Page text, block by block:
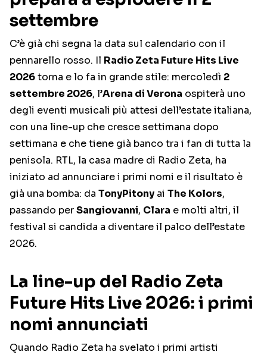
settembre
C’è già chi segna la data sul calendario con il
pennarello rosso. Il Radio Zeta Future Hits Live
2026torna e lo fa in grande stile: mercoledì 2
settembre 2026, l’Arena di Verona ospiterà uno
degli eventi musicali più attesi dell’estate italiana,
con una line-up che cresce settimana dopo
settimana e che tiene già banco tra i fan di tutta la
penisola. RTL, la casa madre di Radio Zeta, ha
iniziato ad annunciare i primi nomi e il risultato è
già una bomba: da TonyPitony ai The Kolors,
passando perSangiovanni, Clara e molti altri, il
festival si candida a diventare il palco dell’estate
2026.
La line-up del Radio Zeta
Future Hits Live 2026: i primi
nomi annunciati
Quando Radio Zeta ha svelato i primi artisti